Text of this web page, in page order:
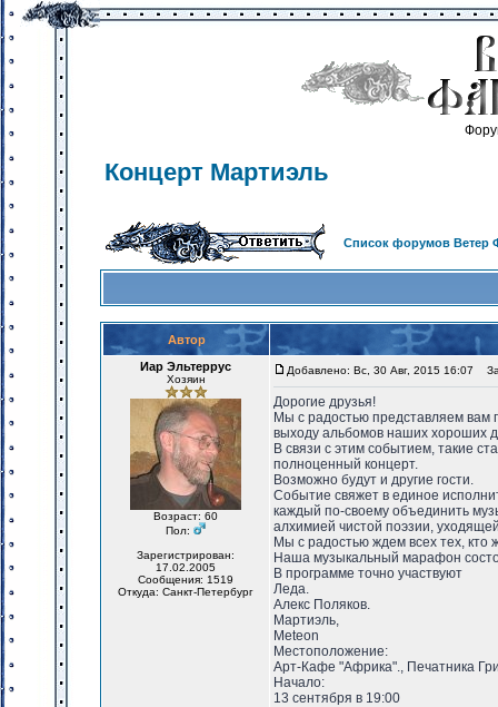
Концерт Мартиэль
Список форумов Ветер
Автор
Иар Эльтеррус
Хозяин
Возраст: 60
Пол:
Зарегистрирован:
17.02.2005
Сообщения: 1519
Откуда: Санкт-Петербург
Добавлено: Вс, 30 Авг, 2015 16:07
Дорогие друзья!
Мы с радостью представляем
выходу альбомов наших хороших
В связи с этим событием, такие
полноценный концерт.
Возможно будут и другие гости.
Событие свяжет в единое
каждый по-своему объединить
алхимией чистой поэзии,
Мы с радостью ждем всех тех, кто
Наша музыкальный марафон
В программе точно участвуют
Леда.
Алекс Поляков.
Мартиэль,
Meteon
Местоположение:
Арт-Кафе "Африка"., Печатника
Начало:
13 сентября в 19:00